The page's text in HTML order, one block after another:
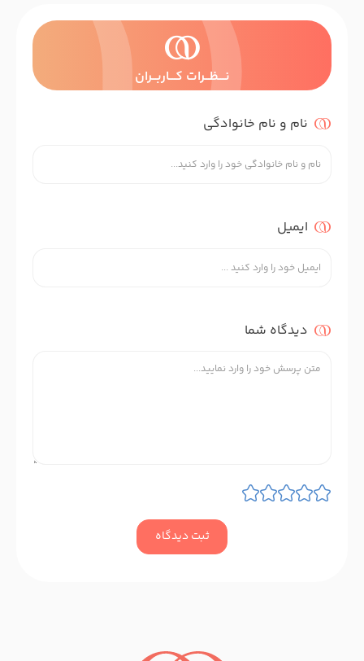
نــــظـــرات کــــاربـــران
نام و نام خانوادگی
ایمیل
دیدگاه شما
ثبت دیدگاه